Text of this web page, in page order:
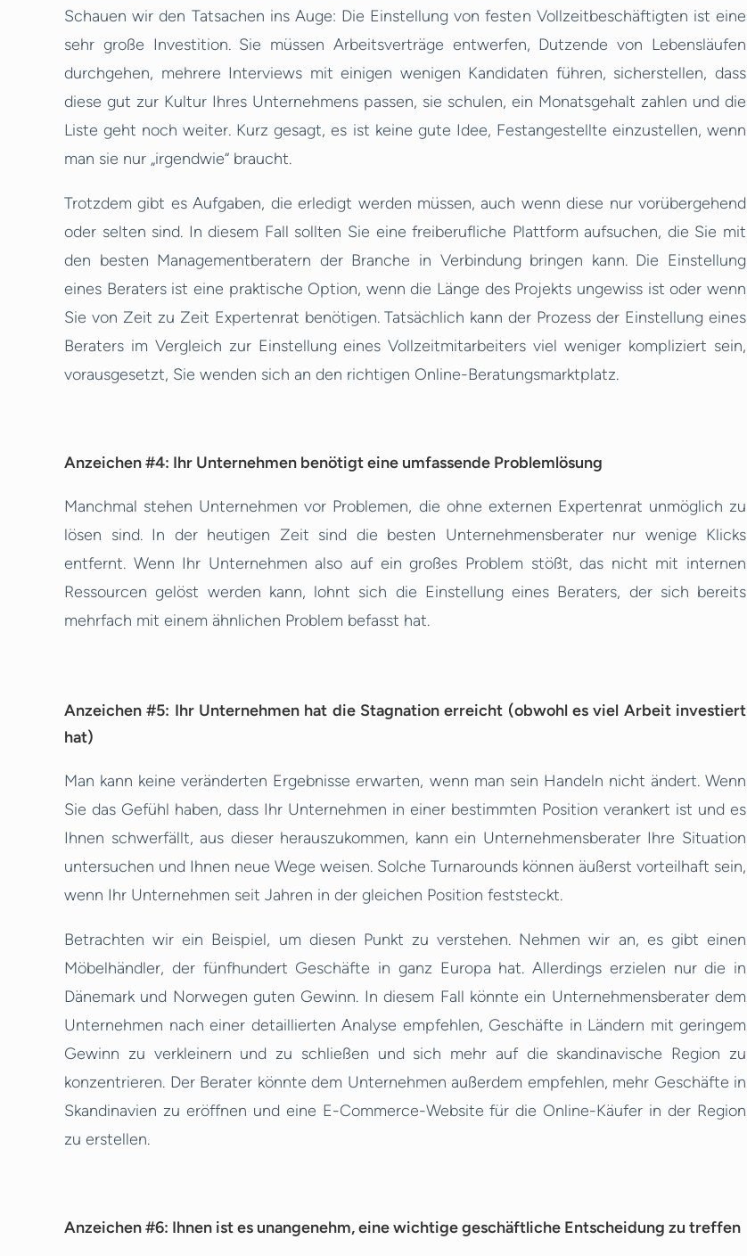
Schauen wir den Tatsachen ins Auge: Die Einstellung von festen Vollzeitbeschäftigten ist eine
sehr große Investition. Sie müssen Arbeitsverträge entwerfen, Dutzende von Lebensläufen
durchgehen, mehrere Interviews mit einigen wenigen Kandidaten führen, sicherstellen, dass
diese gut zur Kultur Ihres Unternehmens passen, sie schulen, ein Monatsgehalt zahlen und die
Liste geht noch weiter. Kurz gesagt, es ist keine gute Idee, Festangestellte einzustellen, wenn
man sie nur „irgendwie“ braucht.
Trotzdem gibt es Aufgaben, die erledigt werden müssen, auch wenn diese nur vorübergehend
oder selten sind. In diesem Fall sollten Sie eine freiberufliche Plattform aufsuchen, die Sie mit
den besten Managementberatern der Branche in Verbindung bringen kann. Die Einstellung
eines Beraters ist eine praktische Option, wenn die Länge des Projekts ungewiss ist oder wenn
Sie von Zeit zu Zeit Expertenrat benötigen. Tatsächlich kann der Prozess der Einstellung eines
Beraters im Vergleich zur Einstellung eines Vollzeitmitarbeiters viel weniger kompliziert sein,
vorausgesetzt, Sie wenden sich an den richtigen Online-Beratungsmarktplatz.
Anzeichen #4: Ihr Unternehmen benötigt eine umfassende Problemlösung
Manchmal stehen Unternehmen vor Problemen, die ohne externen Expertenrat unmöglich zu
lösen sind. In der heutigen Zeit sind die besten Unternehmensberater nur wenige Klicks
entfernt. Wenn Ihr Unternehmen also auf ein großes Problem stößt, das nicht mit internen
Ressourcen gelöst werden kann, lohnt sich die Einstellung eines Beraters, der sich bereits
mehrfach mit einem ähnlichen Problem befasst hat.
Anzeichen #5: Ihr Unternehmen hat die Stagnation erreicht (obwohl es viel Arbeit investiert
hat)
Man kann keine veränderten Ergebnisse erwarten, wenn man sein Handeln nicht ändert. Wenn
Sie das Gefühl haben, dass Ihr Unternehmen in einer bestimmten Position verankert ist und es
Ihnen schwerfällt, aus dieser herauszukommen, kann ein Unternehmensberater Ihre Situation
untersuchen und Ihnen neue Wege weisen. Solche Turnarounds können äußerst vorteilhaft sein,
wenn Ihr Unternehmen seit Jahren in der gleichen Position feststeckt.
Betrachten wir ein Beispiel, um diesen Punkt zu verstehen. Nehmen wir an, es gibt einen
Möbelhändler, der fünfhundert Geschäfte in ganz Europa hat. Allerdings erzielen nur die in
Dänemark und Norwegen guten Gewinn. In diesem Fall könnte ein Unternehmensberater dem
Unternehmen nach einer detaillierten Analyse empfehlen, Geschäfte in Ländern mit geringem
Gewinn zu verkleinern und zu schließen und sich mehr auf die skandinavische Region zu
konzentrieren. Der Berater könnte dem Unternehmen außerdem empfehlen, mehr Geschäfte in
Skandinavien zu eröffnen und eine E-Commerce-Website für die Online-Käufer in der Region
zu erstellen.
Anzeichen #6: Ihnen ist es unangenehm, eine wichtige geschäftliche Entscheidung zu treffen